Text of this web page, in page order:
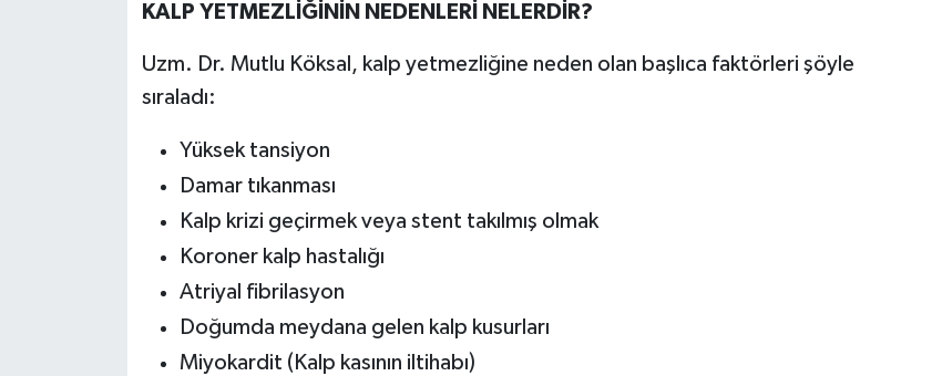
KALP YETMEZLİĞİNİN NEDENLERİ NELERDİR?
Uzm. Dr. Mutlu Köksal, kalp yetmezliğine neden olan başlıca faktörleri şöyle
sıraladı:
Yüksek tansiyon
Damar tıkanması
Kalp krizi geçirmek veya stent takılmış olmak
Koroner kalp hastalığı
Atriyal fibrilasyon
Doğumda meydana gelen kalp kusurları
Miyokardit (Kalp kasının iltihabı)